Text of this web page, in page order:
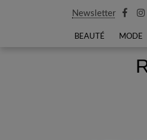
Newsletter
BEAUTÉ MODE